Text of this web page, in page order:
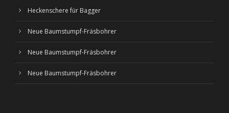
Heckenschere für Bagger
Neue Baumstumpf-Fräsbohrer
Neue Baumstumpf-Fräsbohrer
Neue Baumstumpf-Fräsbohrer